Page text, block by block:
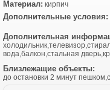
Материал: кирпич
Дополнительные условия:
Дополнительная
вода,балкон,стальная
Близлежащие объекты:
до остановки 2 минут